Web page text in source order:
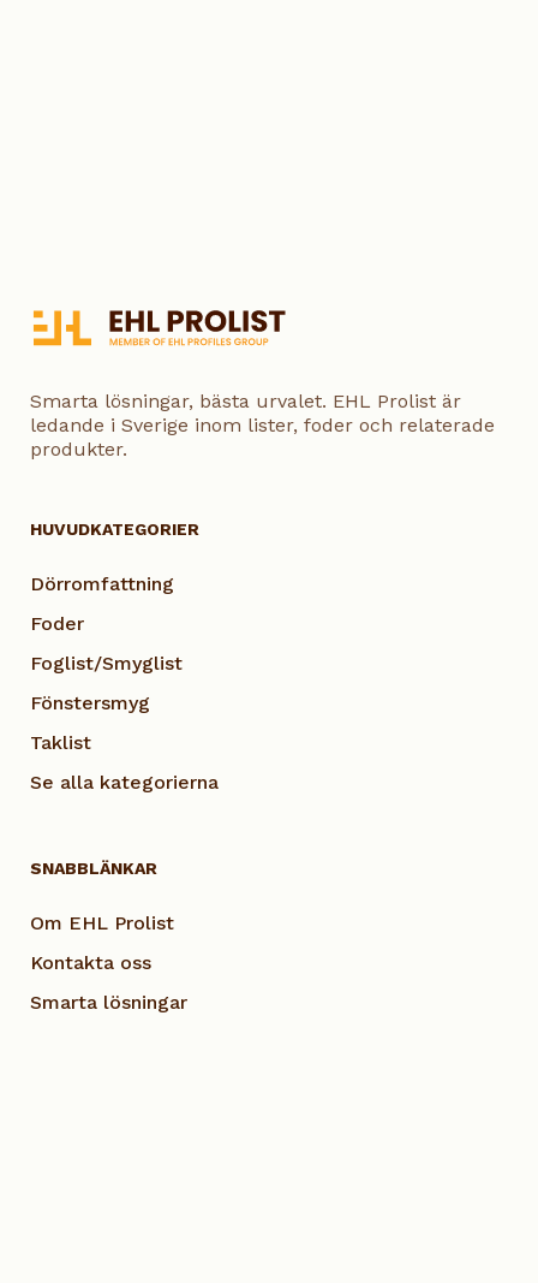
Smarta lösningar, bästa urvalet. EHL Prolist är
ledande i Sverige inom lister, foder och relaterade
produkter.
HUVUDKATEGORIER
Dörromfattning
Foder
Foglist/Smyglist
Fönstersmyg
Taklist
Se alla kategorierna
SNABBLÄNKAR
Om EHL Prolist
Kontakta oss
Smarta lösningar